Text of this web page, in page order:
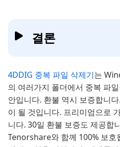
결론
4DDIG 중복 파일 삭제기는
의 여러가지 폴더에서 중복 파
안입니다. 환불 역시 보증합니
이 될 것입니다. 프리미엄으로
니다. 30일 환불 보증도 제공합
Tenorshare와 함께 100% 보호